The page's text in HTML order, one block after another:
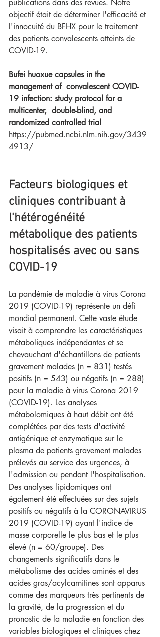
publications dans des revues. Notre
objectif était de déterminer l'efficacité et
l'innocuité du BFHX pour le traitement
des patients convalescents atteints de
COVID-19.
Bufei huoxue capsules in the
management of  convalescent COVID-
19 infection: study protocol for a
multicenter,  double-blind, and
randomized controlled trial
https://pubmed.ncbi.nlm.nih.gov/3439
4913/
Facteurs biologiques et
cliniques contribuant à
l'hétérogénéité
métabolique des patients
hospitalisés avec ou sans
COVID-19
La pandémie de maladie à virus Corona
2019 (COVID-19) représente un défi
mondial permanent. Cette vaste étude
visait à comprendre les caractéristiques
métaboliques indépendantes et se
chevauchant d'échantillons de patients
gravement malades (n = 831) testés
positifs (n = 543) ou négatifs (n = 288)
pour la maladie à virus Corona 2019
(COVID-19). Les analyses
métabolomiques à haut débit ont été
complétées par des tests d'activité
antigénique et enzymatique sur le
plasma de patients gravement malades
prélevés au service des urgences, à
l'admission ou pendant l'hospitalisation.
Des analyses lipidomiques ont
également été effectuées sur des sujets
positifs ou négatifs à la CORONAVIRUS
2019 (COVID-19) ayant l'indice de
masse corporelle le plus bas et le plus
élevé (n = 60/groupe). Des
changements significatifs dans le
métabolisme des acides aminés et des
acides gras/acylcarnitines sont apparus
comme des marqueurs très pertinents de
la gravité, de la progression et du
pronostic de la maladie en fonction des
variables biologiques et cliniques chez